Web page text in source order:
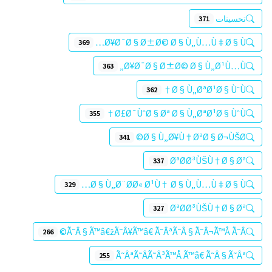
تحسينات
371
Ø¥Ø¯Ø§Ø±Ø© Ø§Ù„Ù…Ù‡Ø§Ù…
369
Ø¥Ø¯Ø§Ø±Ø© Ø§Ù„Ø¹Ù…Ù„
363
Ø§Ù„ØªØ¹Ø§ÙˆÙ†
362
Ø£Ø¯ÙˆØ§Øª Ø§Ù„ØªØ¹Ø§ÙˆÙ†
355
Ø§Ù„Ø¥Ù†ØªØ§Ø¬ÙŠØ©
341
ØªØØ³ÙŠÙ†Ø§Øª
337
Ø§Ù„Ø¨ØØ« Ø¹Ù† Ø§Ù„Ù…Ù‡Ø§Ù…
329
ØªØ­Ø³ÙŠÙ†Ø§Øª
327
Ã˜Â§Ã™â€žÃ˜Â¥Ã™â€ Ã˜ÂªÃ˜Â§Ã˜Â¬Ã™Å Ã˜Â©
266
Ã˜ÂªÃ˜Â­Ã˜Â³Ã™Å Ã™â€ Ã˜Â§Ã˜Âª
255